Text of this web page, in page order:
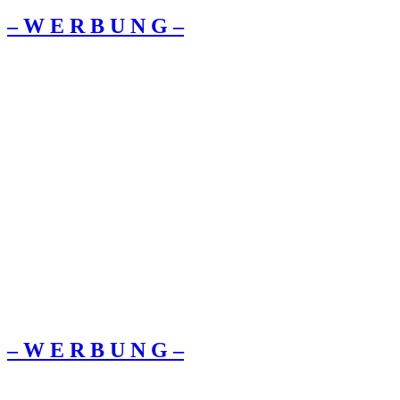
– W Ε R Β U Ν G –
– W Ε R Β U Ν G –